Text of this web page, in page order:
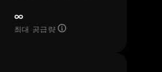
∞
최대 공급량